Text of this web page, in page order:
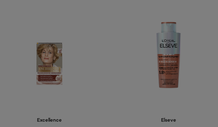
Excellence Elseve